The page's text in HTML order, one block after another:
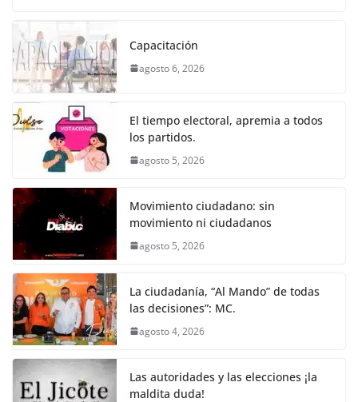
k
c
e
b
o
o
k
itt
er s
A
p
e
n
er
Capacitación
agosto 6, 2026
El tiempo electoral, apremia a todos
los partidos.
agosto 5, 2026
Movimiento ciudadano: sin
movimiento ni ciudadanos
agosto 5, 2026
La ciudadanía, “Al Mando” de todas
las decisiones”: MC.
agosto 4, 2026
Las autoridades y las elecciones ¡la
maldita duda!